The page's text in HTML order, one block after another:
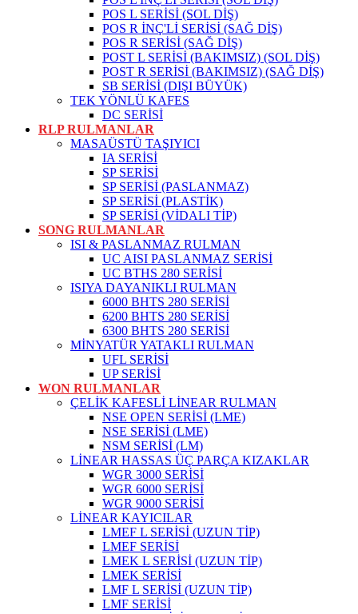
POS L SERİSİ (SOL DİŞ)
POS R İNÇ'Lİ SERİSİ (SAĞ DİŞ)
POS R SERİSİ (SAĞ DİŞ)
POST L SERİSİ (BAKIMSIZ) (SOL DİŞ)
POST R SERİSİ (BAKIMSIZ) (SAĞ DİŞ)
SB SERİSİ (DIŞI BÜYÜK)
TEK YÖNLÜ KAFES
DC SERİSİ
RLP RULMANLAR
MASAÜSTÜ TAŞIYICI
IA SERİSİ
SP SERİSİ
SP SERİSİ (PASLANMAZ)
SP SERİSİ (PLASTİK)
SP SERİSİ (VİDALI TİP)
SONG RULMANLAR
ISI & PASLANMAZ RULMAN
UC AISI PASLANMAZ SERİSİ
UC BTHS 280 SERİSİ
ISIYA DAYANIKLI RULMAN
6000 BHTS 280 SERİSİ
6200 BHTS 280 SERİSİ
6300 BHTS 280 SERİSİ
MİNYATÜR YATAKLI RULMAN
UFL SERİSİ
UP SERİSİ
WON RULMANLAR
ÇELİK KAFESLİ LİNEAR RULMAN
NSE OPEN SERİSİ (LME)
NSE SERİSİ (LME)
NSM SERİSİ (LM)
LİNEAR HASSAS ÜÇ PARÇA KIZAKLAR
WGR 3000 SERİSİ
WGR 6000 SERİSİ
WGR 9000 SERİSİ
LİNEAR KAYICILAR
LMEF L SERİSİ (UZUN TİP)
LMEF SERİSİ
LMEK L SERİSİ (UZUN TİP)
LMEK SERİSİ
LMF L SERİSİ (UZUN TİP)
LMF SERİSİ